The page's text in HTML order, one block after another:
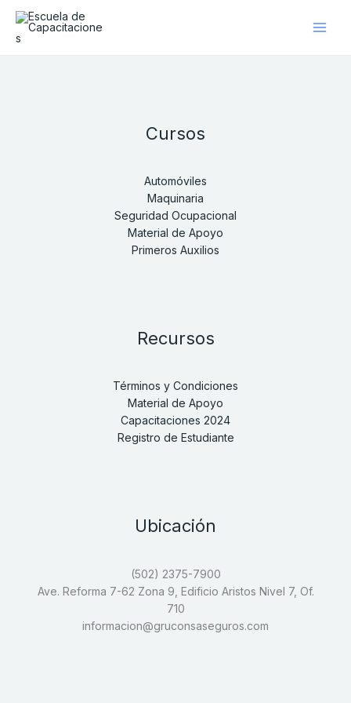
contenido
Cursos
Automóviles
Maquinaria
Seguridad Ocupacional
Material de Apoyo
Primeros Auxilios
Recursos
Términos y Condiciones
Material de Apoyo
Capacitaciones 2024
Registro de Estudiante
Ubicación
(502) 2375-7900
Ave. Reforma 7-62 Zona 9, Edificio Aristos Nivel 7, Of.
710
informacion@gruconsaseguros.com